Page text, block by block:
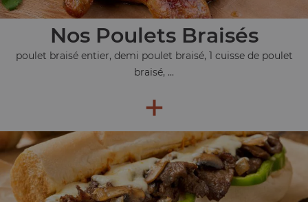
Nos Poulets Braisés
poulet braisé entier, demi poulet braisé, 1 cuisse de poulet
braisé, ...
+